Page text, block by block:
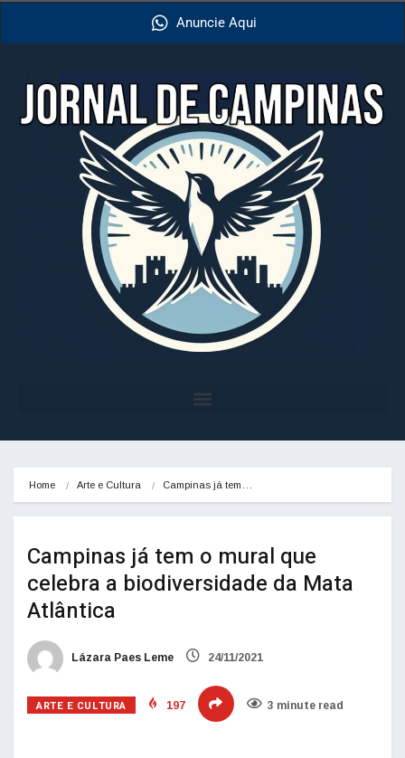
Anuncie Aqui
Home Arte e Cultura Campinas já tem…
Campinas já tem o mural que
celebra a biodiversidade da Mata
Atlântica
Lázara Paes Leme 24/11/2021
ARTE E CULTURA 197 3 minute read